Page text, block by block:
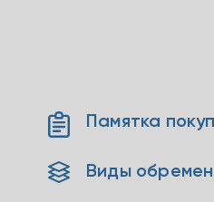
Памятка
Виды